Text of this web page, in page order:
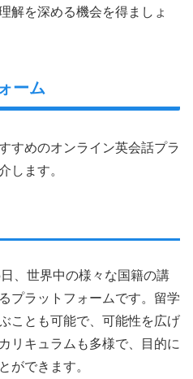
解を深める機会を得ましょ
ーム
すめのオンライン英会話プラ
します。
、世界中の様々な国籍の講
プラットフォームです。留学
ことも可能で、可能性を広げ
リキュラムも多様で、目的に
ができます。